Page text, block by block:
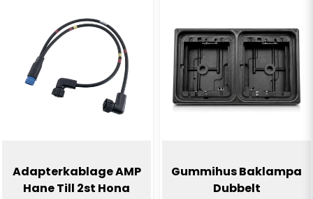
Adapterkablage AMP
Hane Till 2st Hona
Gummihus Baklampa
Dubbelt